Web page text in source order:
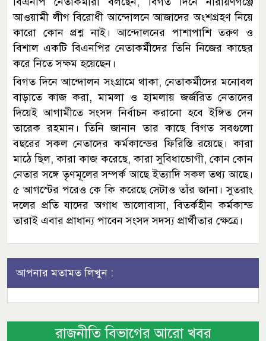
আওয়ামী লীগ বিরোধী আন্দোলনে আজাদের অংশগ্রহণ নিয়ে
কারো কোন প্রশ্ন নাই। আন্দোলনের পাশাপাশি তরুণ ও
বিশাল একটি বিএনপির নেতাকর্মীদের তিনি নিজের কাছের
করে নিতে সক্ষম হয়েছেন।
বিগত দিনে আন্দোলন সংগ্রামে থাকা, নেতাকর্মীদের মনোবল
বাড়াতে কাজ করা, মামলা ও হামলায় জর্জরিত নেতাদের
দিয়েই আগামীতে সংসদ নির্বাচন করানো হবে ইঙ্গিত দেন
তারেক রহমান। তিনি জানান তার কাছে বিগত সবগুলো
বছরের সকল নেতাদের কর্মকান্ডের ফিরিস্তি রয়েছে। কারা
মাঠে ছিল, কারা কাজ করেছে, কারা সুবিধাভোগী, কোন কোন
নেতার সঙ্গে তৃণমূলের সম্পর্ক আছে ইত্যাদি সকল তথ্য আছে।
৫ আগস্টের পরেও কে কি করেছে সেটাও তাঁর জানা। সুতরাং
দলের প্রতি যাদের অগাধ ভালোবাসা, বিতর্কহীন কর্মকান্ড
তারাই এবার প্রাধান্য পাবেন সংসদ সদস্য প্রার্থীতার ক্ষেত্রে।
আপনার মতামত লিখুন :
রাজনীতি বিভাগের আরো খবর